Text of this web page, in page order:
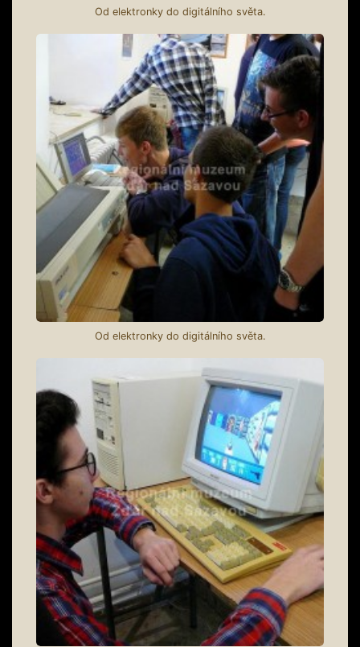
Od elektronky do digitálního světa.
Od elektronky do digitálního světa.